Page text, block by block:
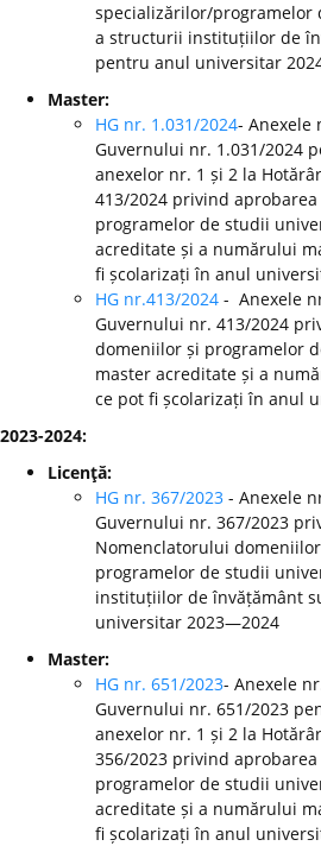
specializărilor/programelor
a structurii instituțiilor de
pentru anul universitar
Master:
HG nr. 1.031/2024- Anexele
Guvernului nr. 1.031/2024
anexelor nr. 1 și 2 la
413/2024 privind
programelor de studii
acreditate și a numărului
fi școlarizați în anul
HG nr.413/2024 - Anexele
Guvernului nr. 413/2024
domeniilor și programelor
master acreditate și a
ce pot fi școlarizați în anul
2023-2024:
Licenţă:
HG nr. 367/2023 - Anexele
Guvernului nr. 367/2023
Nomenclatorului
programelor de studii
instituțiilor de învățământ
universitar 2023—2024
Master:
HG nr. 651/2023- Anexele
Guvernului nr. 651/2023
anexelor nr. 1 și 2 la
356/2023 privind
programelor de studii
acreditate și a numărului
fi școlarizați în anul